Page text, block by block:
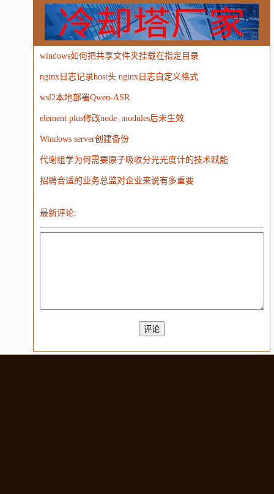
Windows Oracle Socket VR Vim
MongoDB 运营 Python MemCache 硬件
电子 娱乐 设计 摄影 nginx
WordPress HTTP 团建 数码电器
广告
windows如何把共享文件夹挂载在指定目录
nginx日志记录host头 nginx日志自定义格式
wsl2本地部署Qwen-ASR
element plus修改node_modules后未生效
Windows server创建备份
代谢组学为何需要原子吸收分光光度计的技术赋能
招聘合适的业务总监对企业来说有多重要
最新评论: